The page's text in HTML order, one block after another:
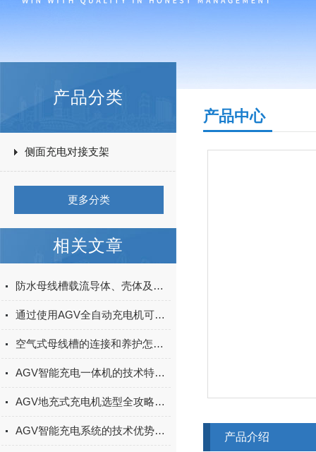
产品分类
侧面充电对接支架
更多分类
相关文章
防水母线槽载流导体、壳体及绝缘材料组成分析
通过使用AGV全自动充电机可以大大提高AGV的运行效率和充电效率
空气式母线槽的连接和养护怎样做好？
AGV智能充电一体机的技术特点与使用价值
AGV地充式充电机选型全攻略：接口、功率、通信协议与适配车型指南
AGV智能充电系统的技术优势主要有这几点
产品中心
产品介绍